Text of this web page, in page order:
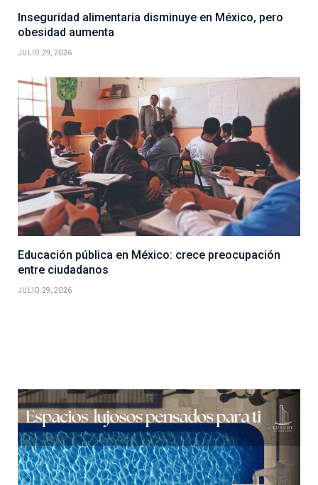
Inseguridad alimentaria disminuye en México, pero
obesidad aumenta
JULIO 29, 2026
Educación pública en México: crece preocupación
entre ciudadanos
JULIO 29, 2026